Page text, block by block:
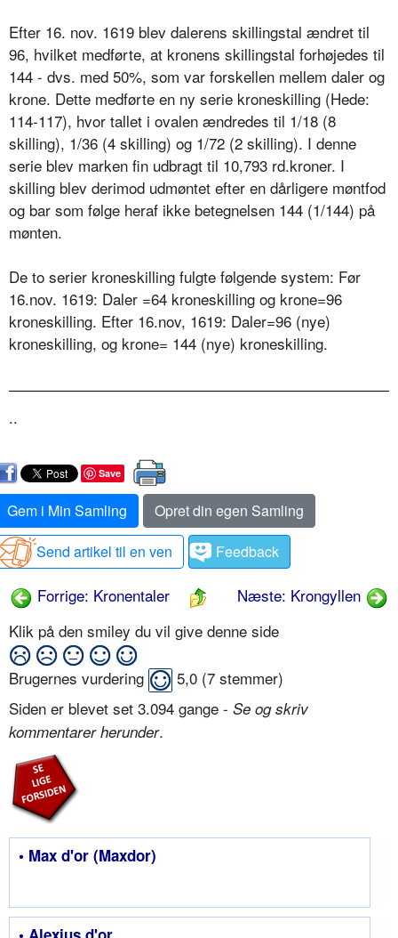
Efter 16. nov. 1619 blev dalerens skillingstal ændret til
96, hvilket medførte, at kronens skillingstal forhøjedes til
144 - dvs. med 50%, som var forskellen mellem daler og
krone. Dette medførte en ny serie kroneskilling (Hede:
114-117), hvor tallet i ovalen ændredes til 1/18 (8
skilling), 1/36 (4 skilling) og 1/72 (2 skilling). I denne
serie blev marken fin udbragt til 10,793 rd.kroner. I
skilling blev derimod udmøntet efter en dårligere møntfod
og bar som følge heraf ikke betegnelsen 144 (1/144) på
mønten.
De to serier kroneskilling fulgte følgende system: Før
16.nov. 1619: Daler =64 kroneskilling og krone=96
kroneskilling. Efter 16.nov, 1619: Daler=96 (nye)
kroneskilling, og krone= 144 (nye) kroneskilling.
..
Save
Gem i Min Samling
Opret din egen Samling
Send artikel til en ven
Feedback
Forrige: Kronentaler
Næste: Krongyllen
Klik på den smiley du vil give denne side
Brugernes vurdering 5,0 (7 stemmer)
Siden er blevet set 3.094 gange - Se og skriv
kommentarer herunder.
• Max d'or (Maxdor)